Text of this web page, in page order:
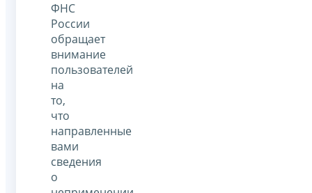
ФНС
России
обращает
внимание
пользователей
на
то,
что
направленные
вами
сведения
о